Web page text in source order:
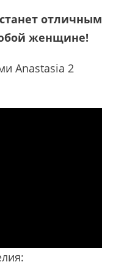
отличным
женщине!
Anastasia 2